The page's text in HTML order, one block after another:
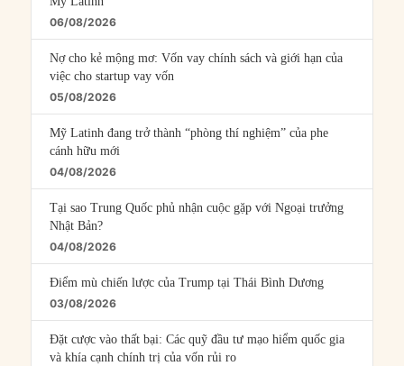
06/08/2026
Nợ cho kẻ mộng mơ: Vốn vay chính sách và giới hạn của
việc cho startup vay vốn
05/08/2026
Mỹ Latinh đang trở thành “phòng thí nghiệm” của phe
cánh hữu mới
04/08/2026
Tại sao Trung Quốc phủ nhận cuộc gặp với Ngoại trưởng
Nhật Bản?
04/08/2026
Điểm mù chiến lược của Trump tại Thái Bình Dương
03/08/2026
Đặt cược vào thất bại: Các quỹ đầu tư mạo hiểm quốc gia
và khía cạnh chính trị của vốn rủi ro